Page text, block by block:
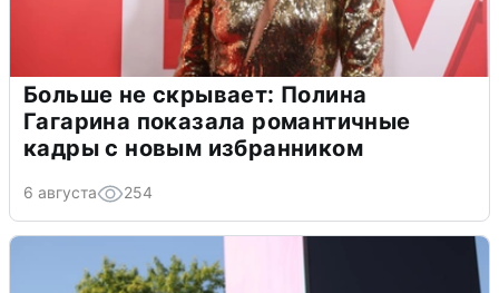
Больше не скрывает: Полина
Гагарина показала романтичные
кадры с новым избранником
6 августа 254